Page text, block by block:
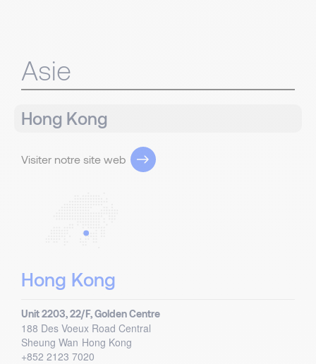
Asie
Hong Kong
Visiter notre site web
Hong Kong
Unit 2203, 22/F, Golden Centre
188 Des Voeux Road Central
Sheung Wan Hong Kong
+852 2123 7020